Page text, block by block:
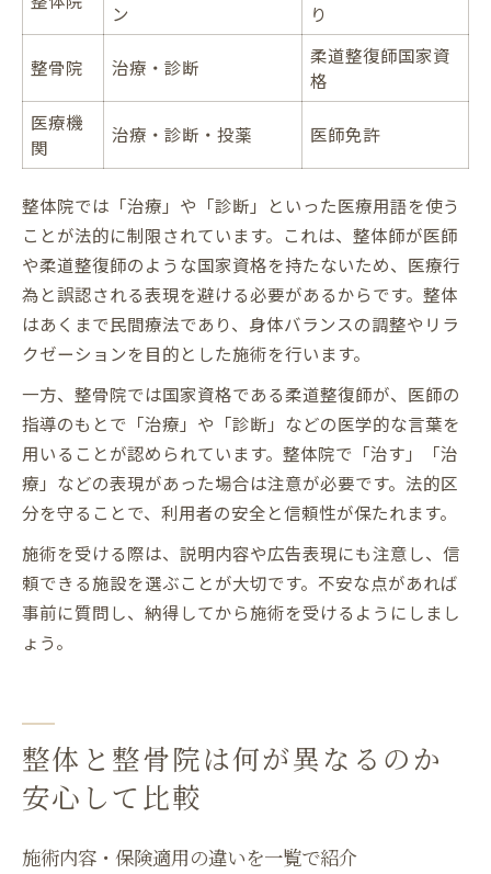
ン
り
整骨院 治療・診断
柔道整復師国家資
格
医療機
関
治療・診断・投薬 医師免許
整体院では「治療」や「診断」といった医療用語を使う
ことが法的に制限されています。これは、整体師が医師
や柔道整復師のような国家資格を持たないため、医療行
為と誤認される表現を避ける必要があるからです。整体
はあくまで民間療法であり、身体バランスの調整やリラ
クゼーションを目的とした施術を行います。
一方、整骨院では国家資格である柔道整復師が、医師の
指導のもとで「治療」や「診断」などの医学的な言葉を
用いることが認められています。整体院で「治す」「治
療」などの表現があった場合は注意が必要です。法的区
分を守ることで、利用者の安全と信頼性が保たれます。
施術を受ける際は、説明内容や広告表現にも注意し、信
頼できる施設を選ぶことが大切です。不安な点があれば
事前に質問し、納得してから施術を受けるようにしまし
ょう。
整体と整骨院は何が異なるのか
安心して比較
施術内容・保険適用の違いを一覧で紹介